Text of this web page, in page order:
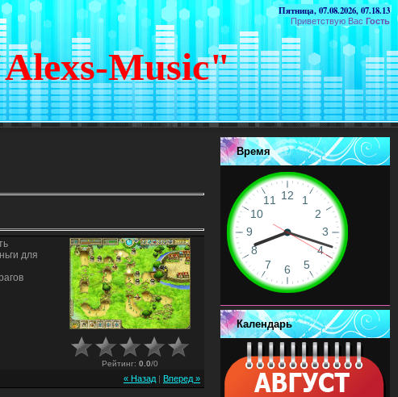
Пятница, 07.08.2026, 07.18.13
Приветствую Вас Гость
Music"
для
Рейтинг: 0.0/0
« Назад| Вперед »
Время
Календарь